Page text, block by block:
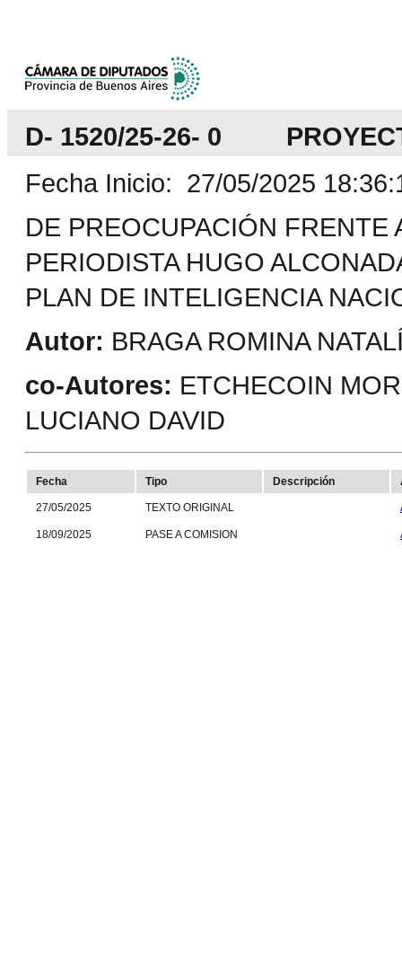
D- 1520/25-26- 0
Fecha Inicio: 27/05/2025
DE PREOCUPACIÓN FRENTE
PERIODISTA HUGO
PLAN DE INTELIGENCIA
Autor: BRAGA ROMINA
co-Autores: ETCHECOIN
LUCIANO DAVID
Fecha Tipo Descripción
27/05/2025 TEXTO ORIGINAL
18/09/2025 PASE A COMISION